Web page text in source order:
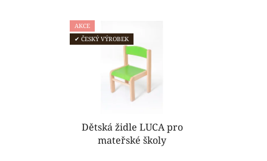
AKCE
✔ ČESKÝ VÝROBEK
Dětská židle LUCA pro
mateřské školy